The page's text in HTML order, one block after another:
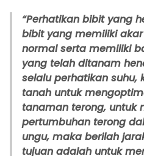
“Perhatikan bibit yang
bibit yang memiliki
normal serta memiliki
yang telah ditanam
selalu perhatikan suhu,
tanah untuk
tanaman terong, untuk
pertumbuhan terong
ungu, maka berilah
tujuan adalah untuk